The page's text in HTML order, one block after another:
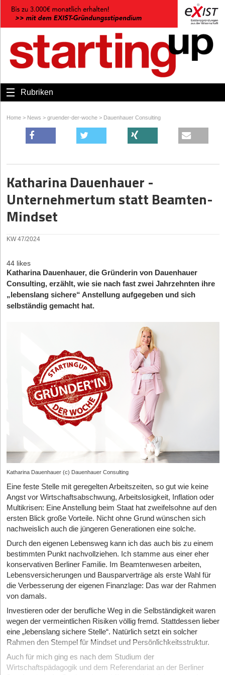
Rubriken
Home > News > gruender-der-woche > Dauenhauer Consulting
Katharina Dauenhauer -
Unternehmertum statt Beamten-
Mindset
KW 47/2024
44 likes
Katharina Dauenhauer, die Gründerin von Dauenhauer
Consulting, erzählt, wie sie nach fast zwei Jahrzehnten ihre
„lebenslang sichere“ Anstellung aufgegeben und sich
selbständig gemacht hat.
Katharina Dauenhauer (c) Dauenhauer Consulting
Eine feste Stelle mit geregelten Arbeitszeiten, so gut wie keine
Angst vor Wirtschaftsabschwung, Arbeitslosigkeit, Inflation oder
Multikrisen: Eine Anstellung beim Staat hat zweifelsohne auf den
ersten Blick große Vorteile. Nicht ohne Grund wünschen sich
nachweislich auch die jüngeren Generationen eine solche.
Durch den eigenen Lebensweg kann ich das auch bis zu einem
bestimmten Punkt nachvollziehen. Ich stamme aus einer eher
konservativen Berliner Familie. Im Beamtenwesen arbeiten,
Lebensversicherungen und Bausparverträge als erste Wahl für
die Verbesserung der eigenen Finanzlage: Das war der Rahmen
von damals.
Investieren oder der berufliche Weg in die Selbständigkeit waren
wegen der vermeintlichen Risiken völlig fremd. Stattdessen lieber
eine „lebenslang sichere Stelle“. Natürlich setzt ein solcher
Rahmen den Stempel für Mindset und Persönlichkeitsstruktur.
Auch für mich ging es nach dem Studium der
Wirtschaftspädagogik und dem Referendariat an der Berliner